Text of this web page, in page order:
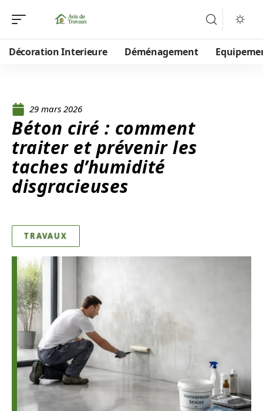
Décoration Interieure Déménagement
29 mars 2026
Béton ciré : comment
traiter et prévenir les
taches d’humidité
disgracieuses
TRAVAUX